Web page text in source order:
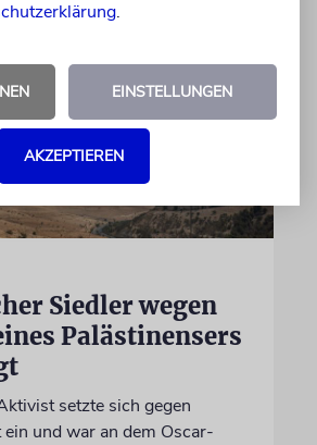
Siedler wegen
Palästinensers
setzte sich gegen
und war an dem Oscar-
.
EINSTELLUNGEN
AKZEPTIEREN